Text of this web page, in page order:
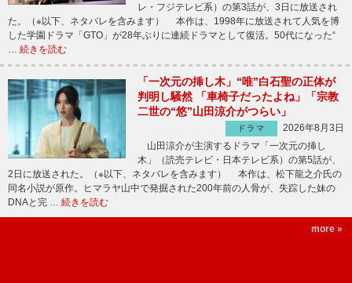
レ・フジテレビ系）の第3話が、3日に放送され
た。（※以下、ネタバレを含みます） 本作は、1998年に放送されて人気を博
した学園ドラマ「GTO」が28年ぶりに連続ドラマとして復活。50代になった“
続きを読む
「一次元の挿し木」“唯”白石聖の正体が
判明し騒然 「車椅子だったよね」「宗教
二世の“悠”山田涼介がつらい」
ドラマ
2026年8月3日
山田涼介が主演するドラマ「一次元の挿し
木」（読売テレビ・日本テレビ系）の第5話が、
2日に放送された。（※以下、ネタバレを含みます） 本作は、松下龍之介氏の
同名小説が原作。ヒマラヤ山中で発掘された200年前の人骨が、失踪した妹の
DNAと完 … 続きを読む
more »